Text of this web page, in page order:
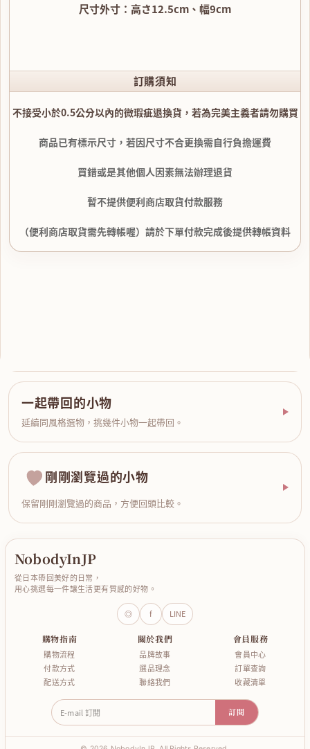
尺寸外寸：高さ12.5cm、幅9cm
訂購須知
不接受小於0.5公分以內的微瑕疵退換貨，若為完美主義者請勿購買
商品已有標示尺寸，若因尺寸不合更換需自行負擔運費
買錯或是其他個人因素無法辦理退貨
暫不提供便利商店取貨付款服務
（便利商店取貨需先轉帳喔）請於下單付款完成後提供轉帳資料
一起帶回的小物
延續同風格選物，挑幾件小物一起帶回。
剛剛瀏覽過的小物
保留剛剛瀏覽過的商品，方便回頭比較。
NobodyInJP
從日本帶回美好的日常，
用心挑選每一件讓生活更有質感的好物。
◎ f LINE
購物指南
購物流程
付款方式
配送方式
關於我們
品牌故事
選品理念
聯絡我們
會員服務
會員中心
訂單查詢
收藏清單
E-mail 訂閱 訂閱